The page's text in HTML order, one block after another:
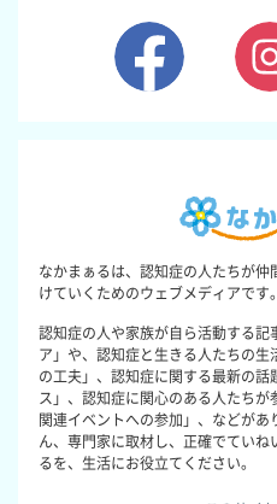
なかまぁるは、認知症の人たちが
けていくためのウェブメディアです。
認知症の人や家族が自ら活動する
ア」や、認知症と生きる人たちの
の工夫」、認知症に関する最新の
ス」、認知症に関心のある人たち
関連イベントへの参加」、などが
ん、専門家に取材し、正確でてい
るを、生活にお役立てください。